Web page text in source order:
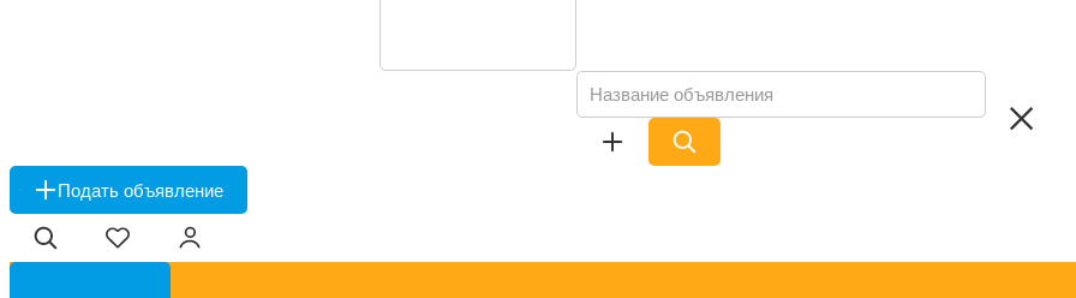
Подать объявление